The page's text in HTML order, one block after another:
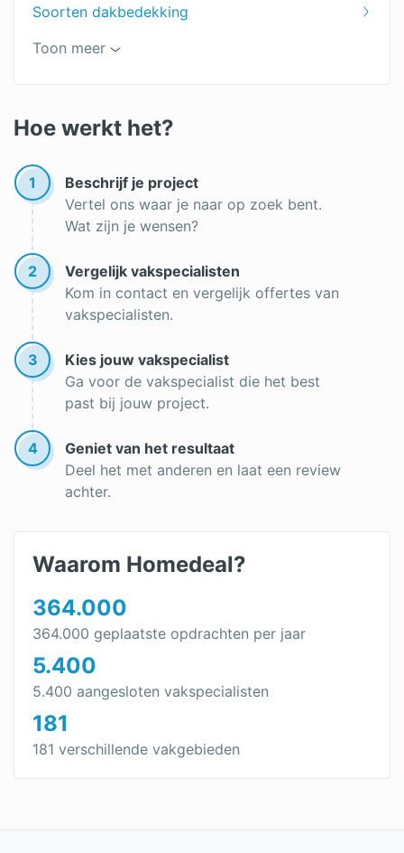
Soorten dakbedekking
Soorten dakpannen
Keramische dakpannen
Betonnen dakpannen
Premie dakrenovatie
Roofing
Dakgoot reinigen
Lichtkoepel op een plat dak
Goedkope dakbedekking
Dak vernieuwen
Onderhoud rieten dak
Nieuw dak plaatsen
Dakbedekking vervangen
Toon meer
Hoe werkt het?
1
Beschrijf je project
Vertel ons waar je naar op zoek bent.
Wat zijn je wensen?
2
Vergelijk vakspecialisten
Kom in contact en vergelijk offertes van
vakspecialisten.
3
Kies jouw vakspecialist
Ga voor de vakspecialist die het best
past bij jouw project.
4
Geniet van het resultaat
Deel het met anderen en laat een review
achter.
Waarom Homedeal?
364.000
364.000 geplaatste opdrachten per jaar
5.400
5.400 aangesloten vakspecialisten
181
181 verschillende vakgebieden